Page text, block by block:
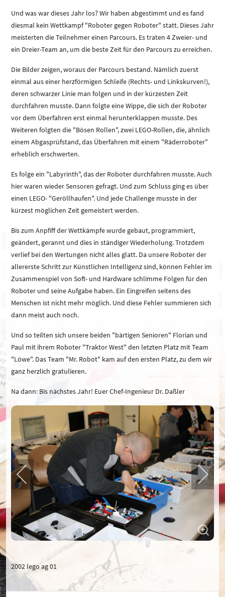
Und was war dieses Jahr los? Wir haben abgestimmt und es fand
diesmal kein Wettkampf "Roboter gegen Roboter" statt. Dieses Jahr
meisterten die Teilnehmer einen Parcours. Es traten 4 Zweier- und
ein Dreier-Team an, um die beste Zeit für den Parcours zu erreichen.
Die Bilder zeigen, woraus der Parcours bestand. Nämlich zuerst
einmal aus einer herzförmigen Schleife (Rechts- und Linkskurven!),
deren schwarzer Linie man folgen und in der kürzesten Zeit
durchfahren musste. Dann folgte eine Wippe, die sich der Roboter
vor dem Überfahren erst einmal herunterklappen musste. Des
Weiteren folgten die "Bösen Rollen", zwei LEGO-Rollen, die, ähnlich
einem Abgasprüfstand, das Überfahren mit einem "Räderroboter"
erheblich erschwerten.
Es folge ein "Labyrinth", das der Roboter durchfahren musste. Auch
hier waren wieder Sensoren gefragt. Und zum Schluss ging es über
einen LEGO- "Geröllhaufen". Und jede Challenge musste in der
kürzest möglichen Zeit gemeistert werden.
Bis zum Anpfiff der Wettkämpfe wurde gebaut, programmiert,
geändert, gerannt und dies in ständiger Wiederholung. Trotzdem
verlief bei den Wertungen nicht alles glatt. Da unsere Roboter der
allererste Schritt zur Künstlichen Intelligenz sind, können Fehler im
Zusammenspiel von Soft- und Hardware schlimme Folgen für den
Roboter und seine Aufgabe haben. Ein Eingreifen seitens des
Menschen ist nicht mehr möglich. Und diese Fehler summieren sich
dann meist auch noch.
Und so teilten sich unsere beiden "bärtigen Senioren" Florian und
Paul mit ihrem Roboter "Traktor West" den letzten Platz mit Team
"Löwe". Das Team "Mr. Robot" kam auf den ersten Platz, zu dem wir
ganz herzlich gratulieren.
Na dann: Bis nächstes Jahr! Euer Chef-Ingenieur Dr. Daßler
2002 lego ag 01